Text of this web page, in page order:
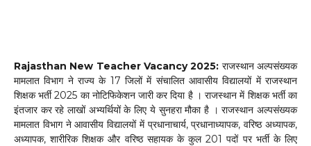
Rajasthan New Teacher Vacancy 2025: राजस्थान अल्पसंख्यक
मामलात विभाग ने राज्य के 17 जिलों में संचालित आवासीय विद्यालयों में राजस्थान
शिक्षक भर्ती 2025 का नोटिफिकेशन जारी कर दिया है । राजस्थान में शिक्षक भर्ती का
इंतजार कर रहे लाखों अभ्यर्थियों के लिए ये सुनहरा मौका है । राजस्थान अल्पसंख्यक
मामलात विभाग ने आवासीय विद्यालयों में प्रधानाचार्य, प्रधानाध्यापक, वरिष्ठ अध्यापक,
अध्यापक, शारीरिक शिक्षक और वरिष्ठ सहायक के कुल 201 पदों पर भर्ती के लिए